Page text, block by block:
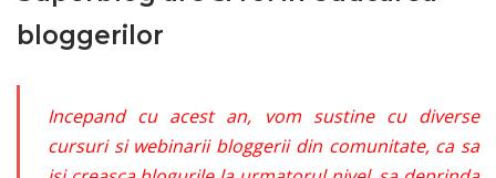
bloggerilor
Incepand cu acest an, vom sustine cu diverse
cursuri si webinarii bloggerii din comunitate, ca sa